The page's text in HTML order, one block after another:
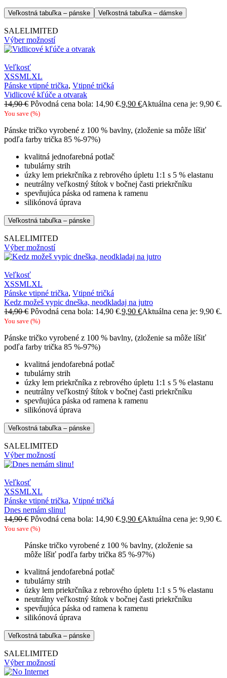
Veľkostná tabuľka – pánske Veľkostná tabuľka – dámske
SALELIMITED
Výber možností
Veľkosť
XSSMLXL
Pánske vtipné trička, Vtipné tričká
Vidlicové kľúče a otvarak
14,90€ Pôvodná cena bola: 14,90 €.9,90 €Aktuálna cena je: 9,90 €.
You save (%)
Pánske tričko vyrobené z 100 % bavlny, (zloženie sa môže líšiť
podľa farby trička 85 %-97%)
kvalitná jednofarebná potlač
tubulárny strih
úzky lem priekrčníka z rebrového úpletu 1:1 s 5 % elastanu
neutrálny veľkostný štítok v bočnej časti priekrčníku
spevňujúca páska od ramena k ramenu
silikónová úprava
Veľkostná tabuľka – pánske
SALELIMITED
Výber možností
Veľkosť
XSSMLXL
Pánske vtipné trička, Vtipné tričká
Kedz možeš vypic dneška, neodkladaj na jutro
14,90€ Pôvodná cena bola: 14,90 €.9,90 €Aktuálna cena je: 9,90 €.
You save (%)
Pánske tričko vyrobené z 100 % bavlny, (zloženie sa môže líšiť
podľa farby trička 85 %-97%)
kvalitná jendofarebná potlač
tubulárny strih
úzky lem priekrčníka z rebrového úpletu 1:1 s 5 % elastanu
neutrálny veľkostný štítok v bočnej časti priekrčníku
spevňujúca páska od ramena k ramenu
silikónová úprava
Veľkostná tabuľka – pánske
SALELIMITED
Výber možností
Veľkosť
XSSMLXL
Pánske vtipné trička, Vtipné tričká
Dnes nemám slinu!
14,90€ Pôvodná cena bola: 14,90 €.9,90 €Aktuálna cena je: 9,90 €.
You save (%)
Pánske tričko vyrobené z 100 % bavlny, (zloženie sa
môže líšiť podľa farby trička 85 %-97%)
kvalitná jendofarebná potlač
tubulárny strih
úzky lem priekrčníka z rebrového úpletu 1:1 s 5 % elastanu
neutrálny veľkostný štítok v bočnej časti priekrčníku
spevňujúca páska od ramena k ramenu
silikónová úprava
Veľkostná tabuľka – pánske
SALELIMITED
Výber možností